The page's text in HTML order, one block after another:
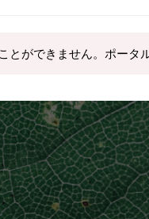
とができません。ポータ